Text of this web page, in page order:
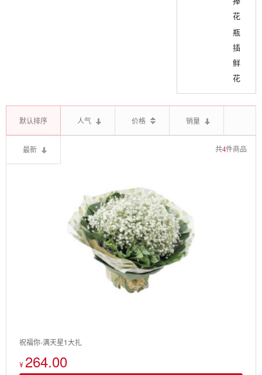
花
瓶
插
鲜
花
默认排序 人气 价格 销量
最新 共4件商品
祝福你-满天星1大扎
¥264.00